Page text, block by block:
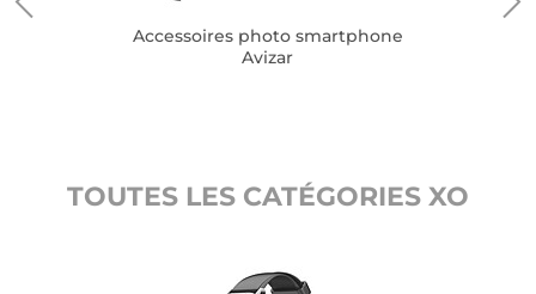
Accessoires photo smartphone
Avizar
TOUTES LES CATÉGORIES XO